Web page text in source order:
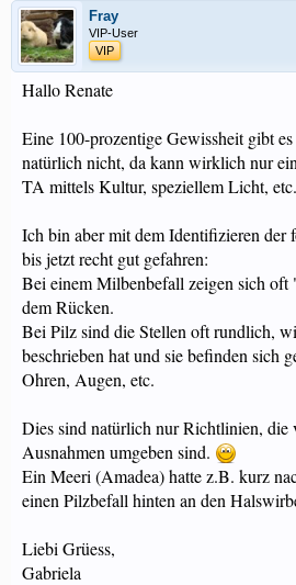
Fray
VIP-User
VIP
Hallo Renate
Eine 100-prozentige Gewissheit gibt
natürlich nicht, da kann wirklich nur
TA mittels Kultur, speziellem Licht,
Ich bin aber mit dem Identifizieren der
bis jetzt recht gut gefahren:
Bei einem Milbenbefall zeigen sich
dem Rücken.
Bei Pilz sind die Stellen oft rundlich,
beschrieben hat und sie befinden sich
Ohren, Augen, etc.
Dies sind natürlich nur Richtlinien, die
Ausnahmen umgeben sind.
Ein Meeri (Amadea) hatte z.B. kurz
einen Pilzbefall hinten an den
Liebi Grüess,
Gabriela